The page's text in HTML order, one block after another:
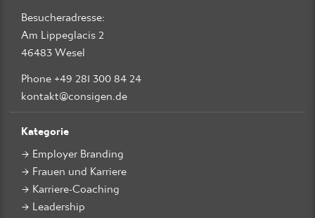
Besucheradresse:
Am Lippeglacis 2
46483 Wesel
Phone +49 281 300 84 24
kontakt@consigen.de
Kategorie
Employer Branding
Frauen und Karriere
Karriere-Coaching
Leadership